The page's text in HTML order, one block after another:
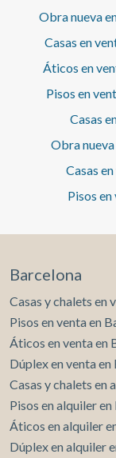
Obra nueva
Casas en
Áticos en
Pisos en
Casas
Obra
Casas
Pisos
Barcelona
Casas y chalets en
Pisos en venta en
Áticos en venta en
Dúplex en venta en
Casas y chalets en
Pisos en alquiler
Áticos en alquiler
Dúplex en alquiler